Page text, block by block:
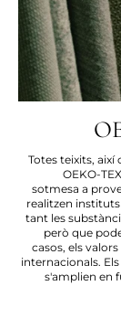
Totes teixits, així
OEKO-
sotmesa a
realitzen
tant les
però que
casos, els
internacionals.
s'amplien en